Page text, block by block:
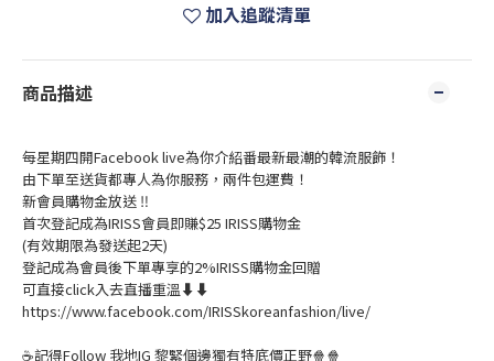
加入追蹤清單
商品描述
每星期四開Facebook live為你介紹番最新最潮的韓流服飾！
由下單至送貨都專人為你服務，兩件包運費！
新會員購物金放送 ‼️
首次登記成為IRISS會員即賺$25 IRISS購物金
(有效期限為發送起2天)
登記成為會員後下單專享的2%IRISS購物金回贈
可直接click入去直播重溫⬇⬇
https://www.facebook.com/IRISSkoreanfashion/live/
☕記得Follow 我地IG 黎緊個邊獨有特底價正野🍿🍿